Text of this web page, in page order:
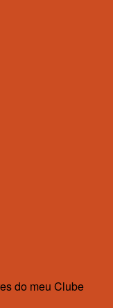
do meu Clube